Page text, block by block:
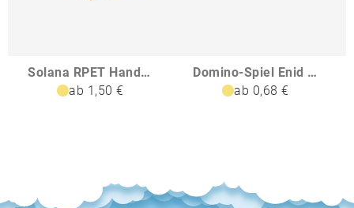
Solana RPET Handfächer
ab 1,50 €
Domino-Spiel Enid Recycling-Holz
ab 0,68 €